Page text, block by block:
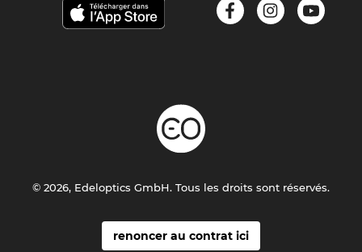
renoncer au contrat ici
© 2026, Edeloptics GmbH. Tous les droits sont réservés.